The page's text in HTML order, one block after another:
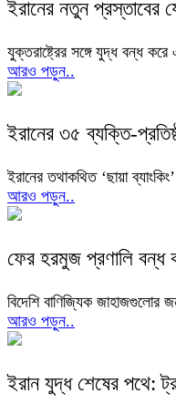
ইরানের নতুন প্রস্তাবের
যুক্তরাষ্ট্রের সঙ্গে যুদ্ধ বন্ধ
আরও পড়ুন..
ইরানের ৩৫ ব্যক্তি-
ইরানের তথাকথিত ‘ছায়া
আরও পড়ুন..
ফের হরমুজ প্রণালি বন্ধ
বিদেশি বাণিজ্যিক জাহাজগুলোর
আরও পড়ুন..
ইরান যুদ্ধ শেষের পথে: